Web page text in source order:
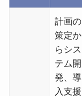
計画の
策定か
らシス
テム開
発、導
入支援